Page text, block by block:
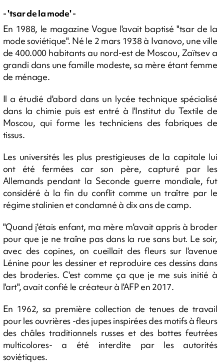
- 'tsar de la mode' -
En 1988, le magazine Vogue l'avait baptisé "tsar de la
mode soviétique". Né le 2 mars 1938 à Ivanovo, une ville
de 400.000 habitants au nord-est de Moscou, Zaïtsev a
grandi dans une famille modeste, sa mère étant femme
de ménage.
Il a étudié d'abord dans un lycée technique spécialisé
dans la chimie puis est entré à l'Institut du Textile de
Moscou, qui forme les techniciens des fabriques de
tissus.
Les universités les plus prestigieuses de la capitale lui
ont été fermées car son père, capturé par les
Allemands pendant la Seconde guerre mondiale, fut
considéré à la fin du conflit comme un traître par le
régime stalinien et condamné à dix ans de camp.
"Quand j'étais enfant, ma mère m'avait appris à broder
pour que je ne traîne pas dans la rue sans but. Le soir,
avec des copines, on cueillait des fleurs sur l'avenue
Lénine pour les dessiner et reproduire ces dessins dans
des broderies. C'est comme ça que je me suis initié à
l'art", avait confié le créateur à l'AFP en 2017.
En 1962, sa première collection de tenues de travail
pour les ouvrières -des jupes inspirées des motifs à fleurs
des châles traditionnels russes et des bottes feutrées
multicolores- a été interdite par les autorités
soviétiques.